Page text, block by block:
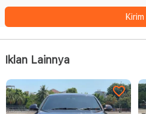
Kirim
Iklan Lainnya